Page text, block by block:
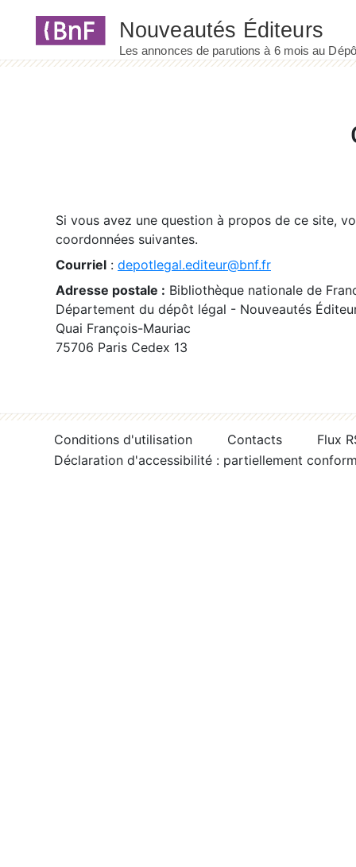
Si vous avez une question à propos de ce site,
coordonnées suivantes.
Courriel : depotlegal.editeur@bnf.fr
Adresse postale : Bibliothèque nationale de
Département du dépôt légal - Nouveautés
Quai François-Mauriac
75706 Paris Cedex 13
Conditions d'utilisation Contacts
Flux
Déclaration d'accessibilité : partiellement